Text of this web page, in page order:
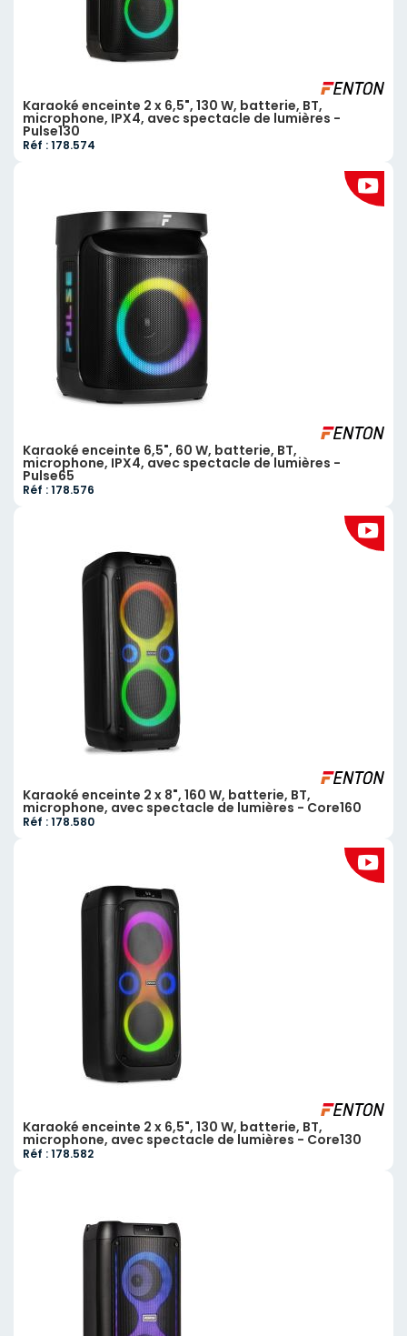
Karaoké enceinte 2 x 6,5", 130 W, batterie, BT,
microphone, IPX4, avec spectacle de lumières -
Pulse130
Réf : 178.574
Karaoké enceinte 6,5", 60 W, batterie, BT,
microphone, IPX4, avec spectacle de lumières -
Pulse65
Réf : 178.576
Karaoké enceinte 2 x 8", 160 W, batterie, BT,
microphone, avec spectacle de lumières - Core160
Réf : 178.580
Karaoké enceinte 2 x 6,5", 130 W, batterie, BT,
microphone, avec spectacle de lumières - Core130
Réf : 178.582